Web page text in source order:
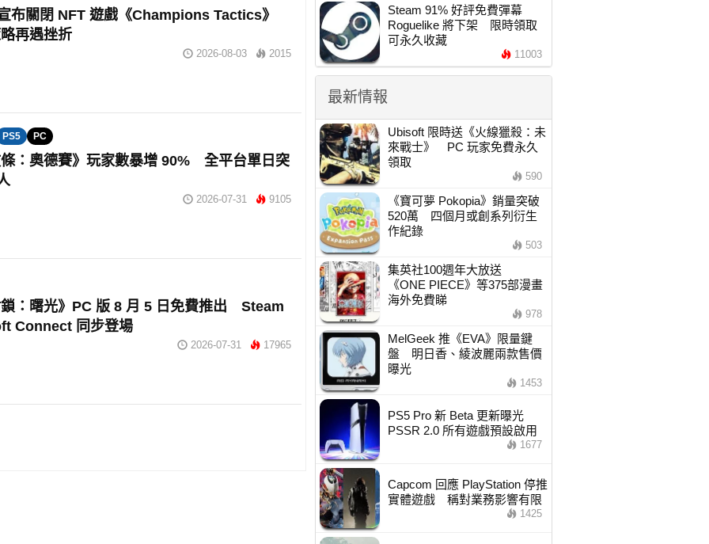
布關閉 NFT 遊戲《Champions Tactics》
再遇挫折
2026-08-03 2015
PS5 PC
：奧德賽》玩家數暴增 90% 全平台單日突
2026-07-31 9105
：曙光》PC 版 8 月 5 日免費推出 Steam
Connect 同步登場
2026-07-31 17965
Steam 91% 好評免費彈幕
Roguelike 將下架 限時領取
可永久收藏
11003
最新情報
Ubisoft 限時送《火線獵殺：未
來戰士》 PC 玩家免費永久
領取
590
《寶可夢 Pokopia》銷量突破
520萬 四個月或創系列衍生
作紀錄
503
集英社100週年大放送
《ONE PIECE》等375部漫畫
海外免費睇
978
MelGeek 推《EVA》限量鍵
盤 明日香、綾波麗兩款售價
曝光
1453
PS5 Pro 新 Beta 更新曝光
PSSR 2.0 所有遊戲預設啟用
1677
Capcom 回應 PlayStation 停推
實體遊戲 稱對業務影響有限
1425